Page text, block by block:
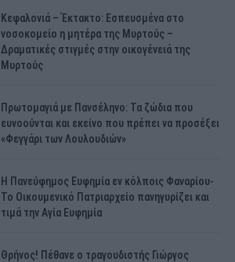
Κεφαλονιά – Έκτακτο: Εσπευσμένα στο
νοσοκομείο η μητέρα της Μυρτούς –
Δραματικές στιγμές στην οικογένειά της
Μυρτούς
Πρωτομαγιά με Πανσέληνο: Τα ζώδια που
ευνοούνται και εκείνο που πρέπει να προσέξει
«Φεγγάρι των Λουλουδιών»
H Πανεύφημος Ευφημία εν κόλποις Φαναρίου-
Το Οικουμενικό Πατριαρχείο πανηγυρίζει και
τιμά την Αγία Ευφημία
Θρήνος! Πέθανε ο τραγουδιστής Γιώργος